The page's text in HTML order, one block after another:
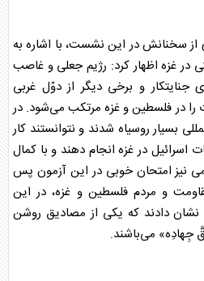
سخنانش در این نشست، با اشاره به
در غزه اظهار کرد: رژیم جعلی و غاصب
جنایتکار و برخی دیگر از دوّل غربی
را در فلسطین و غزه مرتکب می‌شود. در
بسیار روسیاه شدند و نتوانستند کار
اسرائیل در غزه انجام دهند و با کمال
نیز امتحان خوبی در این آزمون پس
و مردم فلسطین و غزه، در این
نشان دادند که یکی از مصادیق روشن
جِهادِه» می‌باشند.